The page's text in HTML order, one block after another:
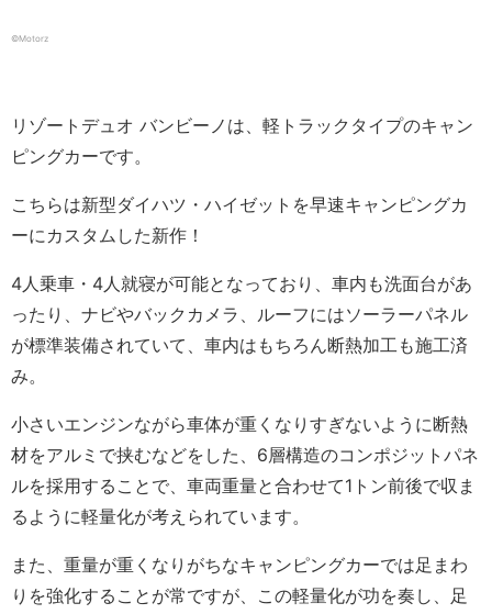
©︎Motorz
リゾートデュオ バンビーノは、軽トラックタイプのキャン
ピングカーです。
こちらは新型ダイハツ・ハイゼットを早速キャンピングカ
ーにカスタムした新作！
4人乗車・4人就寝が可能となっており、車内も洗面台があ
ったり、ナビやバックカメラ、ルーフにはソーラーパネル
が標準装備されていて、車内はもちろん断熱加工も施工済
み。
小さいエンジンながら車体が重くなりすぎないように断熱
材をアルミで挟むなどをした、6層構造のコンポジットパネ
ルを採用することで、車両重量と合わせて1トン前後で収ま
るように軽量化が考えられています。
また、重量が重くなりがちなキャンピングカーでは足まわ
りを強化することが常ですが、この軽量化が功を奏し、足